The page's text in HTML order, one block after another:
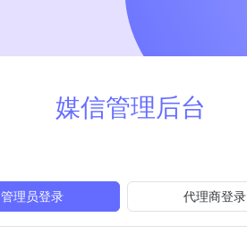
媒信管理后台
管理员登录 代理商登录